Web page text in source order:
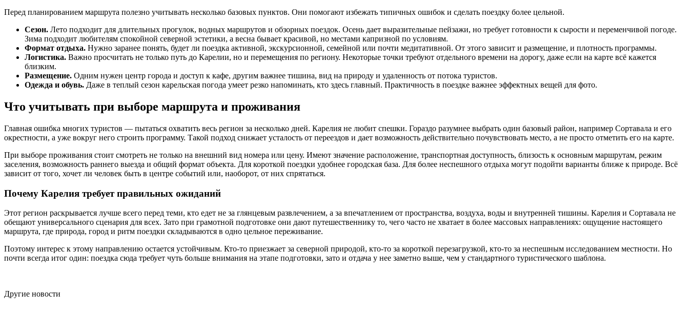
Перед планированием маршрута полезно учитывать несколько базовых пунктов. Они помогают избежать типичных ошибок и сделать поездку более цельной.
Сезон. Лето подходит для длительных прогулок, водных маршрутов и обзорных поездок. Осень дает выразительные пейзажи, но требует готовности к сырости и переменчивой погоде.
Зима подходит любителям спокойной северной эстетики, а весна бывает красивой, но местами капризной по условиям.
Формат отдыха. Нужно заранее понять, будет ли поездка активной, экскурсионной, семейной или почти медитативной. От этого зависит и размещение, и плотность программы.
Логистика. Важно просчитать не только путь до Карелии, но и перемещения по региону. Некоторые точки требуют отдельного времени на дорогу, даже если на карте всё кажется
близким.
Размещение. Одним нужен центр города и доступ к кафе, другим важнее тишина, вид на природу и удаленность от потока туристов.
Одежда и обувь. Даже в теплый сезон карельская погода умеет резко напоминать, кто здесь главный. Практичность в поездке важнее эффектных вещей для фото.
Что учитывать при выборе маршрута и проживания
Главная ошибка многих туристов — пытаться охватить весь регион за несколько дней. Карелия не любит спешки. Гораздо разумнее выбрать один базовый район, например Сортавала и его
окрестности, а уже вокруг него строить программу. Такой подход снижает усталость от переездов и дает возможность действительно почувствовать место, а не просто отметить его на карте.
При выборе проживания стоит смотреть не только на внешний вид номера или цену. Имеют значение расположение, транспортная доступность, близость к основным маршрутам, режим
заселения, возможность раннего выезда и общий формат объекта. Для короткой поездки удобнее городская база. Для более неспешного отдыха могут подойти варианты ближе к природе. Всё
зависит от того, хочет ли человек быть в центре событий или, наоборот, от них спрятаться.
Почему Карелия требует правильных ожиданий
Этот регион раскрывается лучше всего перед теми, кто едет не за глянцевым развлечением, а за впечатлением от пространства, воздуха, воды и внутренней тишины. Карелия и Сортавала не
обещают универсального сценария для всех. Зато при грамотной подготовке они дают путешественнику то, чего часто не хватает в более массовых направлениях: ощущение настоящего
маршрута, где природа, город и ритм поездки складываются в одно цельное переживание.
Поэтому интерес к этому направлению остается устойчивым. Кто-то приезжает за северной природой, кто-то за короткой перезагрузкой, кто-то за неспешным исследованием местности. Но
почти всегда итог один: поездка сюда требует чуть больше внимания на этапе подготовки, зато и отдача у нее заметно выше, чем у стандартного туристического шаблона.
Другие новости